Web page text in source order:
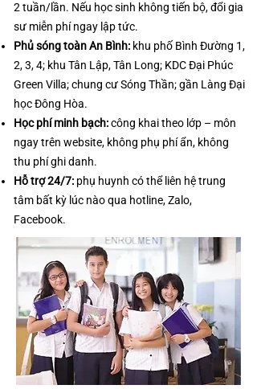
2 tuần/lần. Nếu học sinh không tiến bộ, đổi gia
sư miễn phí ngay lập tức.
Phủ sóng toàn An Bình: khu phố Bình Đường 1,
2, 3, 4; khu Tân Lập, Tân Long; KDC Đại Phúc
Green Villa; chung cư Sóng Thần; gần Làng Đại
học Đông Hòa.
Học phí minh bạch:công khai theo lớp – môn
ngay trên website, không phụ phí ẩn, không
thu phí ghi danh.
Hỗ trợ 24/7: phụ huynh có thể liên hệ trung
tâm bất kỳ lúc nào qua hotline, Zalo,
Facebook.